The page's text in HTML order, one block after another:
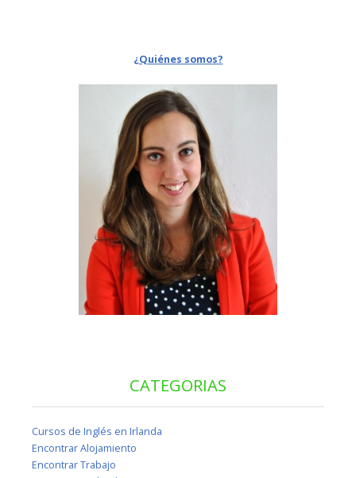
¿Quiénes somos?
CATEGORIAS
Cursos de Inglés en Irlanda
Encontrar Alojamiento
Encontrar Trabajo